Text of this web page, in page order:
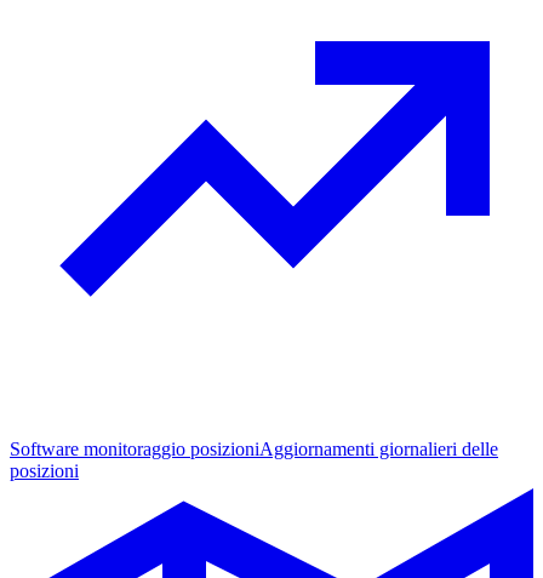
Software monitoraggio posizioniAggiornamenti giornalieri delle
posizioni